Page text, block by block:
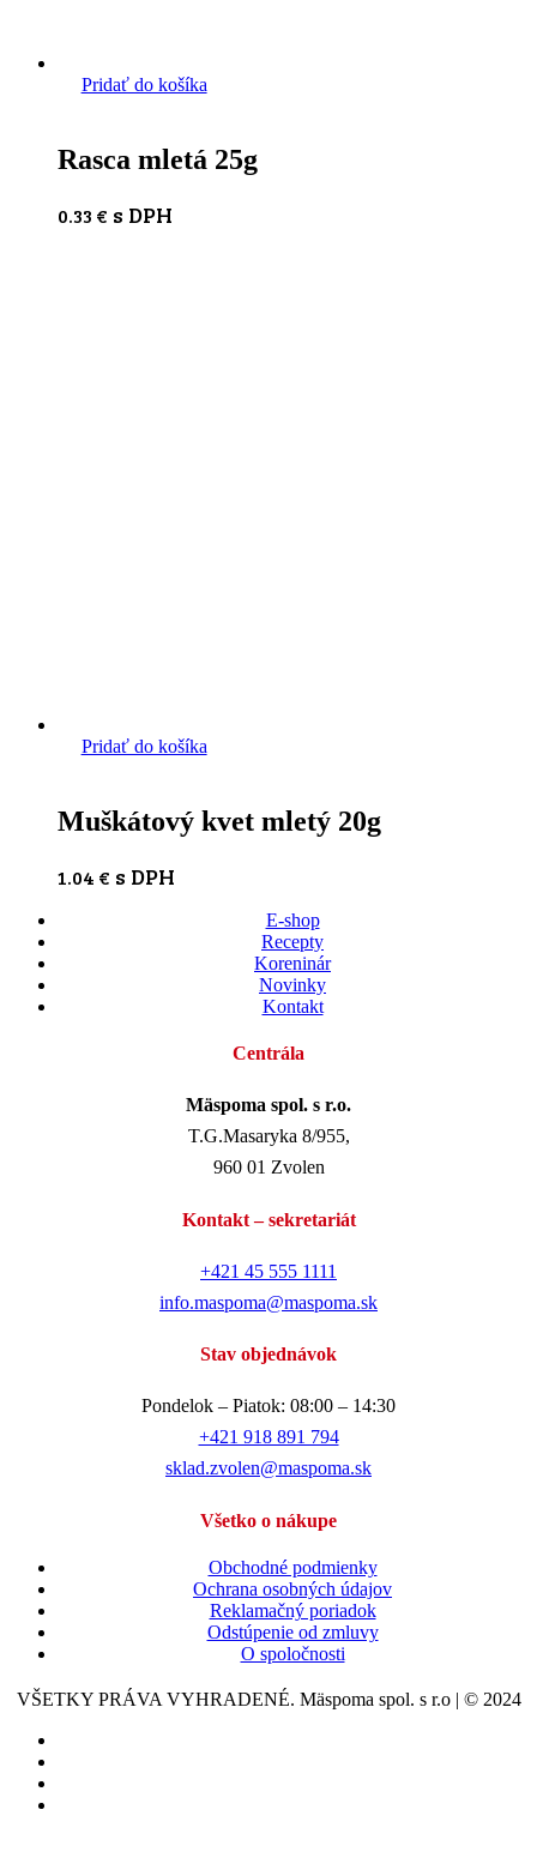
Pridať do košíka
Rasca mletá 25g
0.33 € s DPH
Pridať do košíka
Muškátový kvet mletý 20g
1.04 € s DPH
E-shop
Recepty
Koreninár
Novinky
Kontakt
Centrála
Mäspoma spol. s r.o.
T.G.Masaryka 8/955,
960 01 Zvolen
Kontakt – sekretariát
+421 45 555 1111
info.maspoma@maspoma.sk
Stav objednávok
Pondelok – Piatok: 08:00 – 14:30
+421 918 891 794
sklad.zvolen@maspoma.sk
Všetko o nákupe
Obchodné podmienky
Ochrana osobných údajov
Reklamačný poriadok
Odstúpenie od zmluvy
O spoločnosti
VŠETKY PRÁVA VYHRADENÉ. Mäspoma spol. s r.o | © 2024